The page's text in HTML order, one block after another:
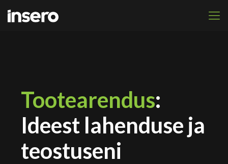
Tootearendus:
Ideest lahenduse ja
teostuseni